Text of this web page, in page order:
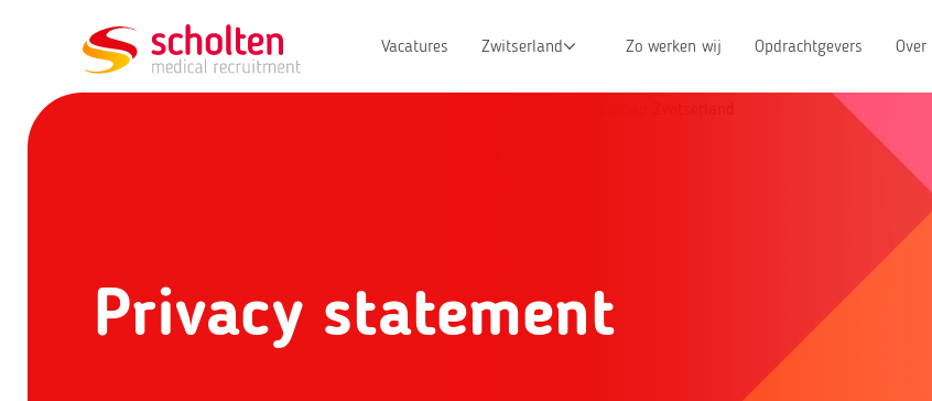
Vacatures Zwitserland Zo werken wij Opdrachtgevers Over
Privacy statement